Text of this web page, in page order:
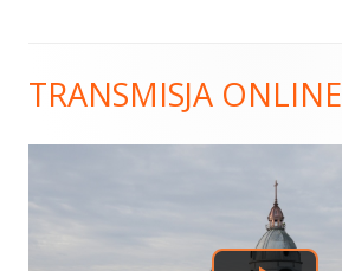
Główny
panel
boczny
TRANSMISJA ONLINE